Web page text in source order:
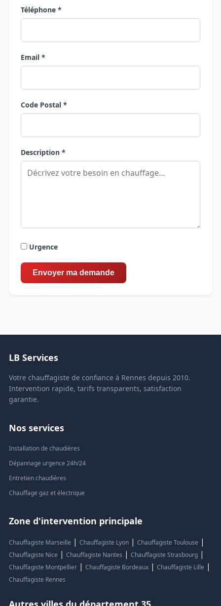
Téléphone *
Email *
Code Postal *
Description *
Urgence
LB Services
Votre chauffagiste de confiance à Rennes depuis 2010.
Intervention rapide, tarifs transparents, satisfaction
garantie.
Nos services
Installation de chaudières
Dépannage urgence 24h/24
Entretien chaudières
Chauffage gaz et électrique
Zone d'intervention principale
Chauffagiste Marseille | Chauffagiste Lyon| Chauffagiste Toulouse |
Chauffagiste Nice | Chauffagiste Nantes | Chauffagiste Strasbourg|
Chauffagiste Montpellier| Chauffagiste Bordeaux| Chauffagiste Lille |
Chauffagiste Rennes